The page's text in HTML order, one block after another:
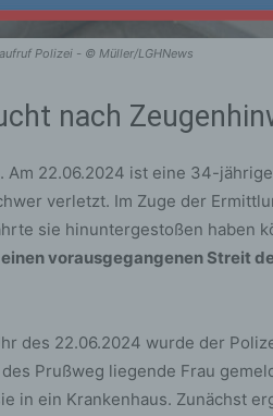
Polizei - © Müller/LGHNews
nach
Am 22.06.2024 ist eine 34-
verletzt. Im Zuge der
sie hinuntergestoßen haben
vorausgegangenen Streit
des 22.06.2024 wurde der
Prußweg liegende Frau
in ein Krankenhaus. Zunächst